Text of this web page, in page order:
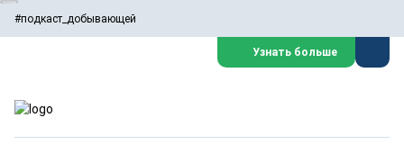
#подкаст_добывающей
Узнать больше